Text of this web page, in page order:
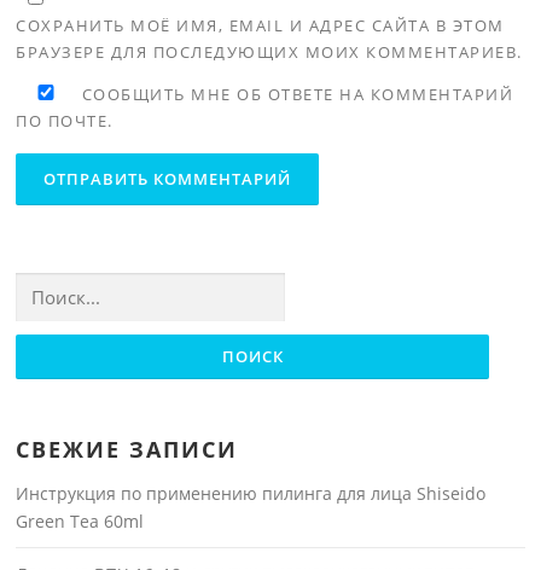
СОХРАНИТЬ МОЁ ИМЯ, EMAIL И АДРЕС САЙТА В ЭТОМ
БРАУЗЕРЕ ДЛЯ ПОСЛЕДУЮЩИХ МОИХ КОММЕНТАРИЕВ.
СООБЩИТЬ МНЕ ОБ ОТВЕТЕ НА КОММЕНТАРИЙ
ПО ПОЧТЕ.
СВЕЖИЕ ЗАПИСИ
Инструкция по применению пилинга для лица Shiseido
Green Tea 60ml